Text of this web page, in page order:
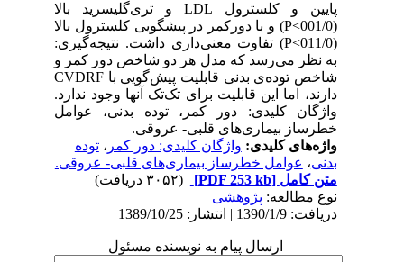
پایین و کلسترول LDL و تری‌گلیسرید بالا
(001/0>P) و با دورکمر در پیشگویی کلسترول بالا
(011/0>P) تفاوت معنی‌داری داشت. نتیجه‌گیری:
به نظر می‌رسد که مدل هر دو شاخص دور کمر و
شاخص ‌توده‌ی ‌بدنی قابلیت پیش‌گویی با CVDRF
دارند، اما این قابلیت برای تک‌تک آنها وجود ندارد.
واژگان کلیدی: دور کمر، توده بدنی، عوامل
خطرساز بیماری‌های قلبی- عروقی.
واژه‌های کلیدی:واژگان کلیدی: دور کمر، توده
بدنی،عوامل خطرساز بیماری‌های قلبی- عروقی.
متن کامل[PDF 253 kb]
نوع مطالعه:پژوهشی|
دریافت: 1390/1/9 | انتشار: 1389/10/25
ارسال پیام به نویسنده مسئول